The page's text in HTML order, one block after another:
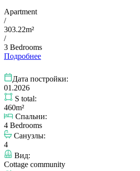
Apartment
/
303.22m²
/
3 Bedrooms
Подробнее
Дата постройки:
01.2026
S total:
460m²
Спальни:
4 Bedrooms
Санузлы:
4
Вид:
Cottage community